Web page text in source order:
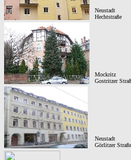
Neustadt
Hechtstraße
Mockritz
Gostritzer
Neustadt
Görlitzer Straße